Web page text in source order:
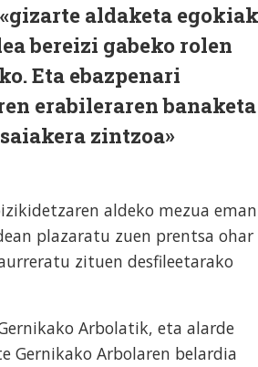
aldaketa egokiak
bereizi gabeko rolen
Eta ebazpenari
erabileraren banaketa
zintzoa»
aldeko mezua eman
plazaratu zuen prentsa ohar
zituen desfileetarako
Arbolatik, eta alarde
Gernikako Arbolaren belardia